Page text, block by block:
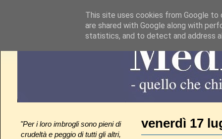
venerdì 17
"Per i loro imbrogli sono pieni di
crudeltà e peggio di tutti gli altri,
This site uses cookies from Google to
are shared with Google along with
statistics, and to detect and address